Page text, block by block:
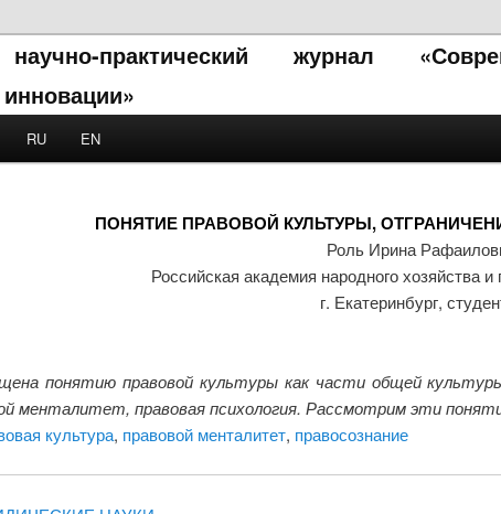
практический журнал
RU EN
ПОНЯТИЕ ПРАВОВОЙ КУЛЬТУРЫ,
Роль Ирина
Российская академия народного хозяйства
г. Екатеринбург,
понятию правовой культуры как части общей
менталитет, правовая психология. Рассмотрим эти
культура, правовой менталитет, правосознание